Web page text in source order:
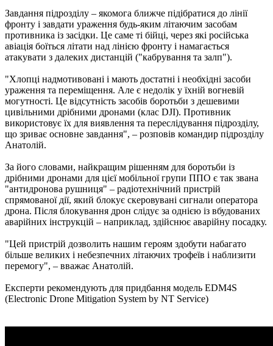
Завдання підрозділу – якомога ближче підібратися до лінії
фронту і завдати ураження будь-яким літаючим засобам
противника із засідки. Це саме ті бійці, через які російська
авіація боїться літати над лінією фронту і намагається
атакувати з далеких дистанцій ("кабрування та залп").
"Хлопці надмотивовані і мають достатні і необхідні засоби
ураження та переміщення. Але є недолік у їхній вогневій
могутності. Це відсутність засобів боротьби з дешевими
цивільними дрібними дронами (клас DJI). Противник
використовує їх для виявлення та переслідування підрозділу,
що зриває основне завдання", – розповів командир підрозділу
Анатолій.
За його словами, найкращим рішенням для боротьби із
дрібними дронами для цієї мобільної групи ППО є так звана
"антидронова рушниця" – радіотехнічний пристрій
спрямованої дії, який блокує скеровувані сигнали оператора
дрона. Після блокування дрон слідує за однією із вбудованих
аварійних інструкцій – наприклад, здійснює аварійну посадку.
"Цей пристрій дозволить нашим героям здобути набагато
більше великих і небезпечних літаючих трофеїв і наблизити
перемогу", – вважає Анатолій.
Експерти рекомендують для придбання модель EDM4S
(Electronic Drone Mitigation System by NT Service)